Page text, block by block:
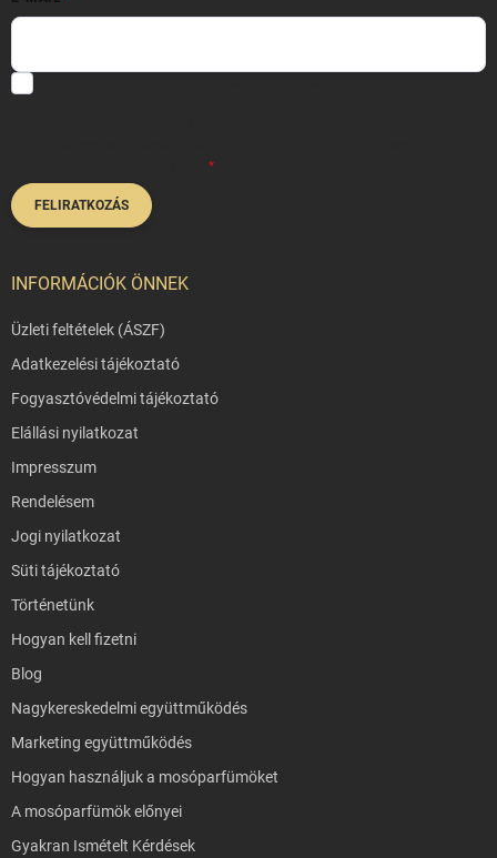
FELIRATKOZÁS
INFORMÁCIÓK ÖNNEK
Üzleti feltételek (ÁSZF)
Adatkezelési tájékoztató
Fogyasztóvédelmi tájékoztató
Elállási nyilatkozat
Impresszum
Rendelésem
Jogi nyilatkozat
Süti tájékoztató
Történetünk
Hogyan kell fizetni
Blog
Nagykereskedelmi együttműködés
Marketing együttműködés
Hogyan használjuk a mosóparfümöket
A mosóparfümök előnyei
Gyakran Ismételt Kérdések